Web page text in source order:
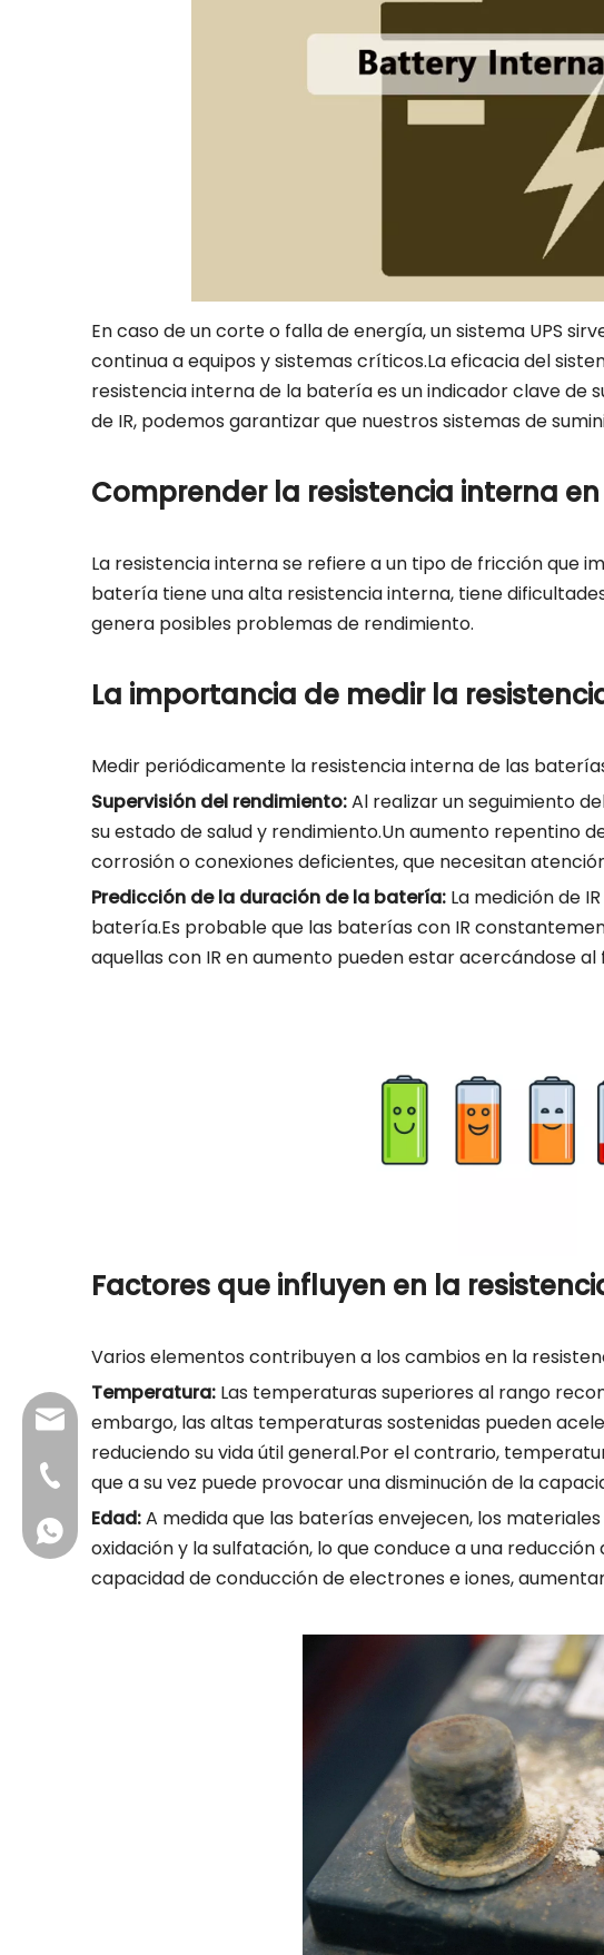
En caso de un corte o falla de energía, un sistema UPS
continua a equipos y sistemas críticos.La eficacia del
resistencia interna de la batería es un indicador clave de
de IR, podemos garantizar que nuestros sistemas de
Comprender la resistencia interna
La resistencia interna se refiere a un tipo de fricción que
batería tiene una alta resistencia interna, tiene
genera posibles problemas de rendimiento.
La importancia de medir la
Medir periódicamente la resistencia interna de las
Supervisión del rendimiento:Al realizar un seguimiento
su estado de salud y rendimiento.Un aumento repentino
corrosión o conexiones deficientes, que necesitan
Predicción de la duración de la batería: La medición de
batería.Es probable que las baterías con IR
aquellas con IR en aumento pueden estar acercándose al
Factores que influyen en la
Varios elementos contribuyen a los cambios en la
Temperatura: Las temperaturas superiores al rango
embargo, las altas temperaturas sostenidas pueden
reduciendo su vida útil general.Por el contrario,
que a su vez puede provocar una disminución de la
Edad:A medida que las baterías envejecen, los
oxidación y la sulfatación, lo que conduce a una
capacidad de conducción de electrones e iones,
info@dfuntech.com
+86-756-6123188
+86 13631257634